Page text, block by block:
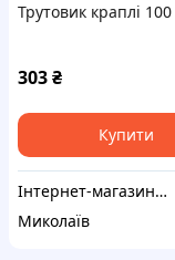
Трутовик краплі
303₴
Купити
Інтернет-магазин "Фітоаптека Світ здоров'я"
Миколаїв